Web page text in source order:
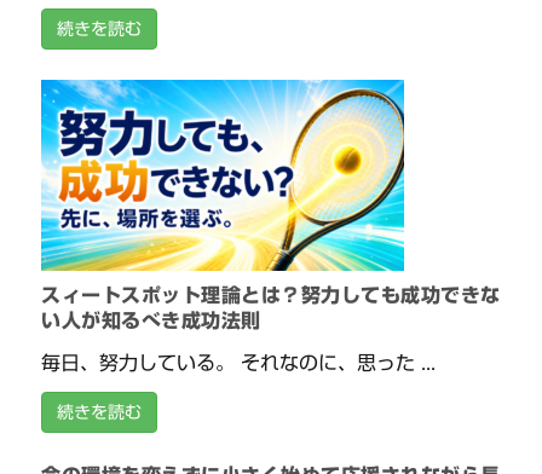
続きを読む
スィートスポット理論とは？努力しても成功できな
い人が知るべき成功法則
毎日、努力している。 それなのに、思った ...
続きを読む